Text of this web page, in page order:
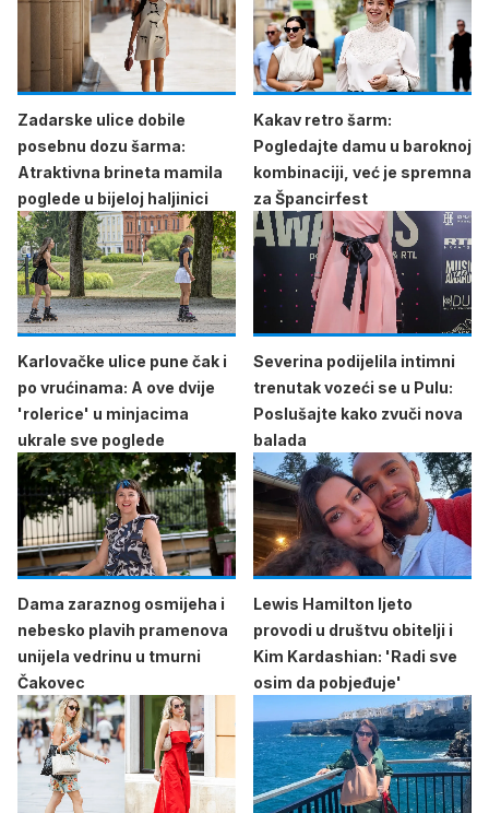
Zadarske ulice dobile
posebnu dozu šarma:
Atraktivna brineta mamila
poglede u bijeloj haljinici
Kakav retro šarm:
Pogledajte damu u baroknoj
kombinaciji, već je spremna
za Špancirfest
Karlovačke ulice pune čak i
po vrućinama: A ove dvije
'rolerice' u minjacima
ukrale sve poglede
Severina podijelila intimni
trenutak vozeći se u Pulu:
Poslušajte kako zvuči nova
balada
Dama zaraznog osmijeha i
nebesko plavih pramenova
unijela vedrinu u tmurni
Čakovec
Lewis Hamilton ljeto
provodi u društvu obitelji i
Kim Kardashian: 'Radi sve
osim da pobjeđuje'